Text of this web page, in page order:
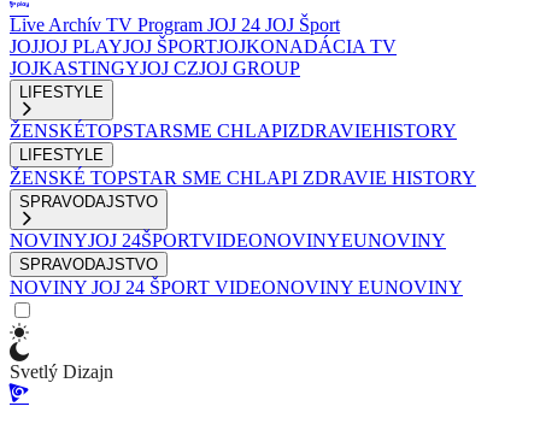
Live Archív TV Program JOJ 24 JOJ Šport
JOJJOJ PLAYJOJ ŠPORTJOJKONADÁCIA TV
JOJKASTINGYJOJ CZJOJ GROUP
LIFESTYLE
ŽENSKÉTOPSTARSME CHLAPIZDRAVIEHISTORY
LIFESTYLE
ŽENSKÉ TOPSTAR SME CHLAPI ZDRAVIE HISTORY
SPRAVODAJSTVO
NOVINYJOJ 24ŠPORTVIDEONOVINYEUNOVINY
SPRAVODAJSTVO
NOVINY JOJ 24 ŠPORT VIDEONOVINY EUNOVINY
Svetlý Dizajn